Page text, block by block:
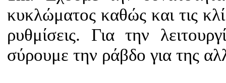
κυκλώματος καθώς και τις
ρυθμίσεις. Για την
σύρουμε την ράβδο για της